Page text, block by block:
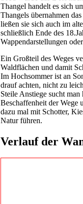
Thangel handelt es sich
Thangels übernahmen
ließen sie sich auch im
schließlich Ende des
Wappendarstellungen
Ein Großteil des Weges
Waldflächen und damit
Im Hochsommer ist an
drauf achten, nicht zu
Steile Anstiege sucht
Beschaffenheit der Wege
dazu mal mit Schotter,
Natur führen.
Verlauf der